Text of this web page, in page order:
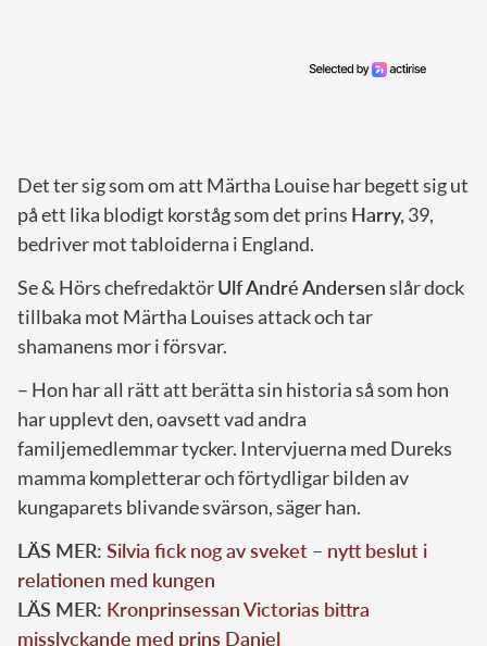
Det ter sig som om att Märtha Louise har begett sig ut
på ett lika blodigt korståg som det prins Harry, 39,
bedriver mot tabloiderna i England.
Se & Hörs chefredaktörUlf André Andersenslår dock
tillbaka mot Märtha Louises attack och tar
shamanens mor i försvar.
– Hon har all rätt att berätta sin historia så som hon
har upplevt den, oavsett vad andra
familjemedlemmar tycker. Intervjuerna med Dureks
mamma kompletterar och förtydligar bilden av
kungaparets blivande svärson, säger han.
LÄS MER: Silvia fick nog av sveket – nytt beslut i
relationen med kungen
LÄS MER: Kronprinsessan Victorias bittra
misslyckande med prins Daniel